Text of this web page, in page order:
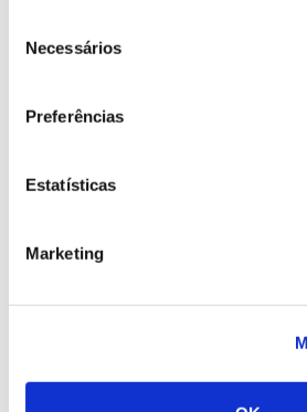
Necessários
Preferências
Estatísticas
Marketing
02.07.2026
Registar galhas de Trichi em
cidadãos chamados a ajudar
25.06.2026
Natureza e florestas procuram
no verão 2026